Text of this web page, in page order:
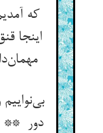
که
اینجا
مهمان‌دار سکان افق
دور **